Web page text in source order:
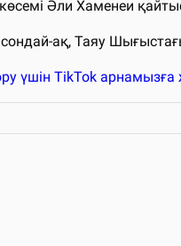
Әли Хаменеи
сондай-ақ, Таяу
үшін TikTok